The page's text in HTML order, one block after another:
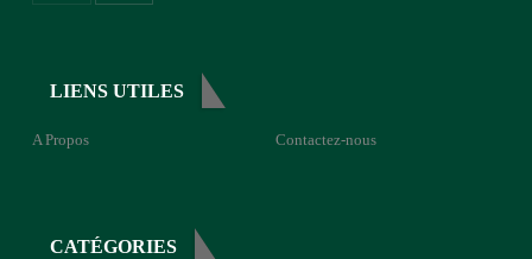
LIENS UTILES
A Propos Contactez-nous
CATÉGORIES